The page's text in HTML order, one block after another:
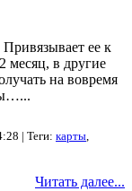
Привязывает ее к
месяц, в другие
на вовремя
| Теги: карты,
Читать далее...